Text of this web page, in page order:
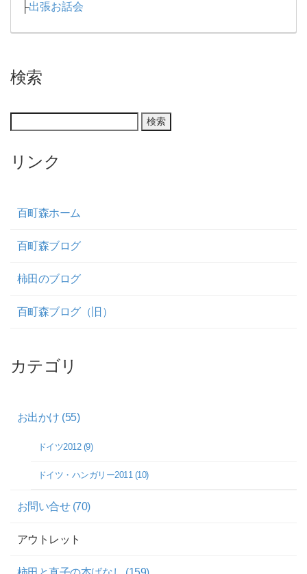
├出張お話会
検索
リンク
百町森ホーム
百町森ブログ
柿田のブログ
百町森ブログ（旧）
カテゴリ
お出かけ (55)
ドイツ2012 (9)
ドイツ・ハンガリー2011 (10)
お問い合せ (70)
アウトレット